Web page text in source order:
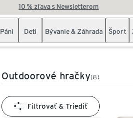
10 % zľava s Newsletterom
Páni Deti Bývanie & Záhrada Šport
Outdoorové hračky(8)
Filtrovať & Triediť